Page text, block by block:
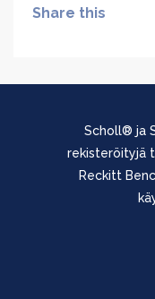
Share this
Scholl® ja
rekisteröityjä
Reckitt